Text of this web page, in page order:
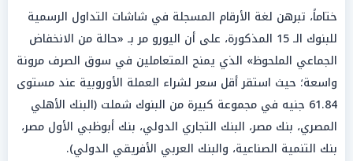
ختاماً، تبرهن لغة الأرقام المسجلة في شاشات التداول الرسمية
للبنوك الـ 15 المذكورة، على أن اليورو مر بـ «حالة من الانخفاض
الجماعي الملحوظ» الذي يمنح المتعاملين في سوق الصرف مرونة
واسعة؛ حيث استقر أقل سعر لشراء العملة الأوروبية عند مستوى
61.84 جنيه في مجموعة كبيرة من البنوك شملت (البنك الأهلي
المصري، بنك مصر، البنك التجاري الدولي، بنك أبوظبي الأول مصر،
بنك التنمية الصناعية، والبنك العربي الأفريقي الدولي).